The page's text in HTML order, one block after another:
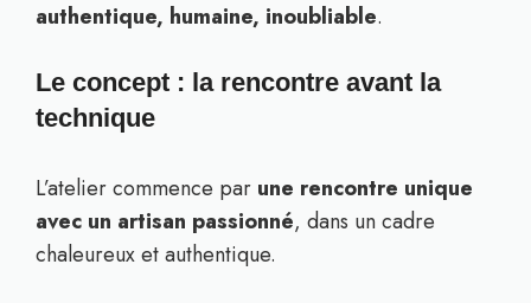
authentique, humaine, inoubliable.
Le concept : la rencontre avant la
technique
L’atelier commence par une rencontre unique
avec un artisan passionné, dans un cadre
chaleureux et authentique.